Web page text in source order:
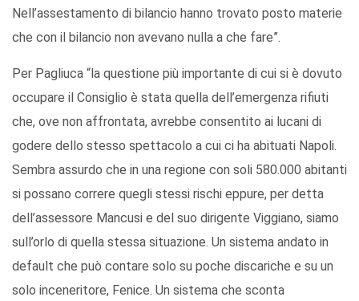
Nell’assestamento di bilancio hanno trovato posto materie
che con il bilancio non avevano nulla a che fare”.
Per Pagliuca “la questione più importante di cui si è dovuto
occupare il Consiglio è stata quella dell’emergenza rifiuti
che, ove non affrontata, avrebbe consentito ai lucani di
godere dello stesso spettacolo a cui ci ha abituati Napoli.
Sembra assurdo che in una regione con soli 580.000 abitanti
si possano correre quegli stessi rischi eppure, per detta
dell’assessore Mancusi e del suo dirigente Viggiano, siamo
sull’orlo di quella stessa situazione. Un sistema andato in
default che può contare solo su poche discariche e su un
solo inceneritore, Fenice. Un sistema che sconta